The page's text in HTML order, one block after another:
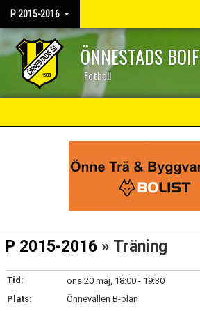
P 2015-2016
ÖNNESTADS BOIF
Fotboll
P 2015-2016 » Träning
Tid:
ons 20 maj, 18:00 - 19:30
Plats:
Önnevallen B-plan